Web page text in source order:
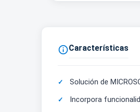
Características
Solución de
Incorpora